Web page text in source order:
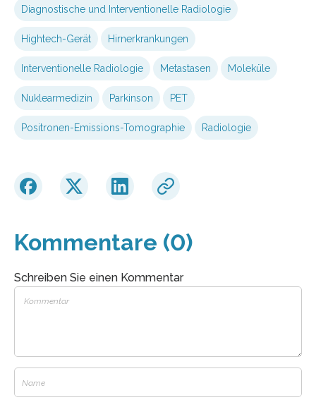
Diagnostische und Interventionelle Radiologie
Hightech-Gerät Hirnerkrankungen
Interventionelle Radiologie Metastasen Moleküle
Nuklearmedizin Parkinson PET
Positronen-Emissions-Tomographie Radiologie
Kommentare (0)
Schreiben Sie einen Kommentar